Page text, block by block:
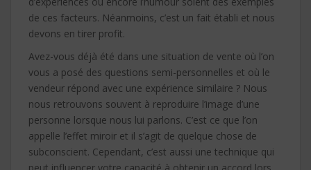
de ces facteurs. Néanmoins, c’est un fait établi et nous
devons en tirer profit.
Avez-vous déjà été dans une situation de vente où l’on
vous a posé des questions semi-personnelles et où le
vendeur répond avec une expérience similaire ? Nous
nous retrouvons souvent à reproduire l’image d’une
personne lorsque nous lui parlons. C’est ce que l’on
appelle l’effet miroir et il s’agit de quelque chose de
subconscient. Cependant, c’est aussi une technique qui